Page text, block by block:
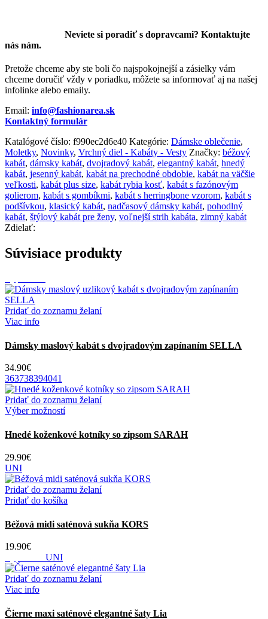
Neviete si poradiť s dopravcami? Kontaktujte
nás nám.
Pretože chceme aby ste boli čo najspokojnejší a zásielky vám
chceme doručiť vždy v poriadku, môžete sa informovať aj na našej
infolinke alebo emaily.
Email: info@fashionarea.sk
Kontaktný formulár
Katalógové číslo: f990ec2d6e40 Kategórie: Dámske oblečenie,
Moletky, Novinky, Vrchný diel - Kabáty - Vesty Značky: béžový
kabát, dámsky kabát, dvojradový kabát, elegantný kabát, hnedý
kabát, jesenný kabát, kabát na prechodné obdobie, kabát na väčšie
veľkosti, kabát plus size, kabát rybia kosť, kabát s fazónovým
golierom, kabát s gombíkmi, kabát s herringbone vzorom, kabát s
podšívkou, klasický kabát, nadčasový dámsky kabát, pohodlný
kabát, štýlový kabát pre ženy, voľnejší strih kabáta, zimný kabát
Zdielať:
Súvisiace produkty
Pridať do zoznamu želaní
Viac info
Dámsky maslový kabát s dvojradovým zapínaním SELLA
34.90€
363738394041
Pridať do zoznamu želaní
Výber možnostíTento
má
viacero
si
môžete
vybrať
na
produktu.
Hnedé koženkové kotníky so zipsom SARAH
29.90€
UNI
Pridať do zoznamu želaní
Pridať do košíka
Béžová midi saténová sukňa KORS
19.90€
UNI
Pridať do zoznamu želaní
Viac info
Čierne maxi saténové elegantné šaty Lia